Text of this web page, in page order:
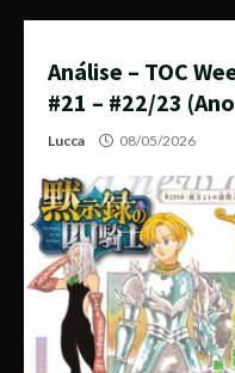
Análise – TOC
#21 – #22/23
Lucca 08/05/2026